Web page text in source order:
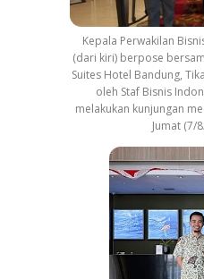
Kepala Perwakilan
(dari kiri) berpose
Suites Hotel Bandung,
oleh Staf Bisnis
melakukan kunjungan
Jumat (7/